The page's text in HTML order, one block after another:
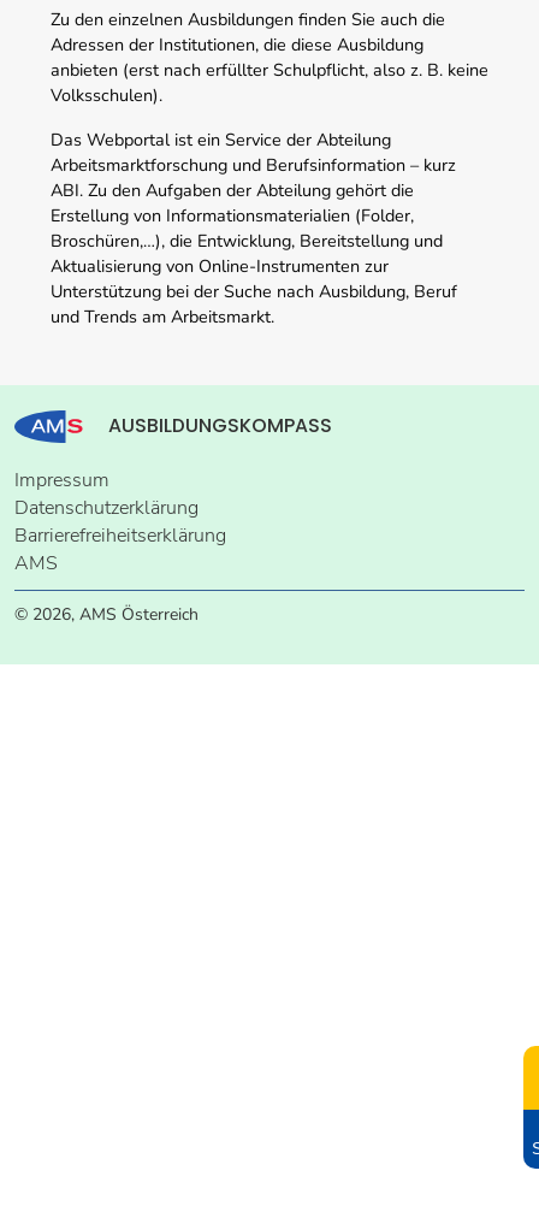
Zu den einzelnen Ausbildungen finden Sie auch die
Adressen der Institutionen, die diese Ausbildung
anbieten (erst nach erfüllter Schulpflicht, also z. B. keine
Volksschulen).
Das Webportal ist ein Service der Abteilung
Arbeitsmarktforschung und Berufsinformation – kurz
ABI. Zu den Aufgaben der Abteilung gehört die
Erstellung von Informationsmaterialien (Folder,
Broschüren,…), die Entwicklung, Bereitstellung und
Aktualisierung von Online-Instrumenten zur
Unterstützung bei der Suche nach Ausbildung, Beruf
und Trends am Arbeitsmarkt.
AUSBILDUNGSKOMPASS
Impressum
Datenschutzerklärung
Barrierefreiheitserklärung
AMS
© 2026, AMS Österreich